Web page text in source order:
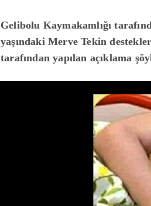
Gelibolu Kaymakamlığı
yaşındaki Merve Tekin
tarafından yapılan açıklama